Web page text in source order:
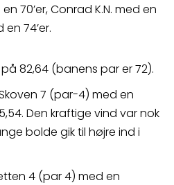
70’er, Conrad K.N. med en
en 74’er.
82,64 (banens par er 72).
7 (par-4) med en
Den kraftige vind var nok
bolde gik til højre ind i
4 (par 4) med en